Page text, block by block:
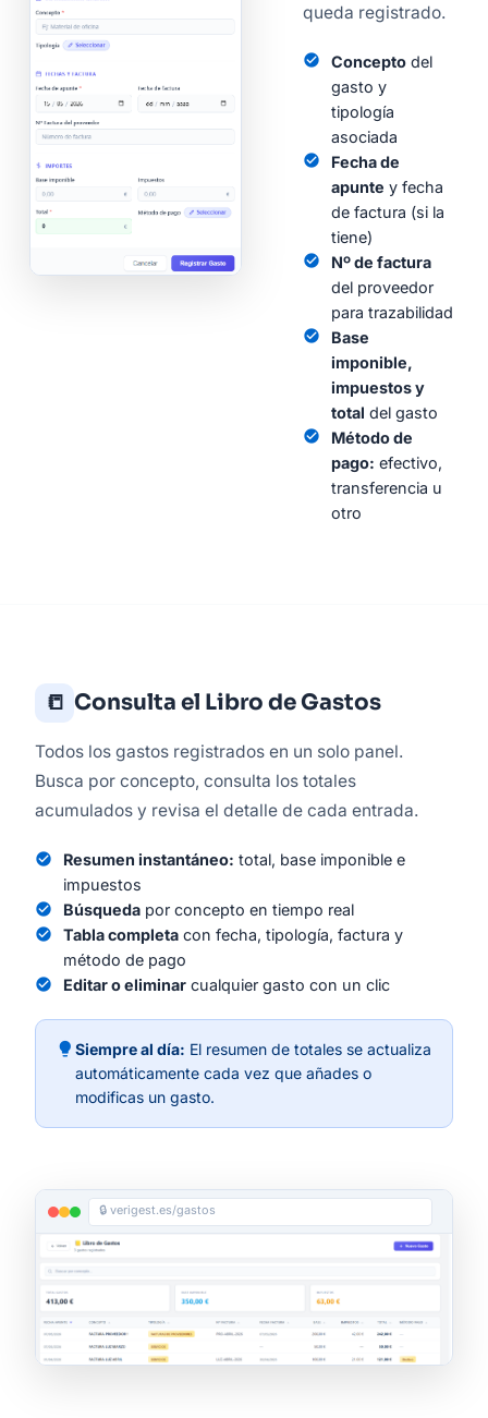
queda registrado.
check_circle Conceptodel
gasto y
tipología
asociada
check_circle
Fecha de
apunte y fecha
de factura (si la
tiene)
check_circle
Nº de factura
del proveedor
para trazabilidad
check_circle
Base
imponible,
impuestos y
total del gasto
check_circle
Método de
pago: efectivo,
transferencia u
otro
📒 Consulta el Libro de Gastos
Todos los gastos registrados en un solo panel.
Busca por concepto, consulta los totales
acumulados y revisa el detalle de cada entrada.
check_circle Resumen instantáneo: total, base imponible e
impuestos
check_circle Búsquedapor concepto en tiempo real
check_circle Tabla completacon fecha, tipología, factura y
método de pago
check_circle Editar o eliminarcualquier gasto con un clic
lightbulb Siempre al día: El resumen de totales se actualiza
automáticamente cada vez que añades o
modificas un gasto.
🔒 verigest.es/gastos